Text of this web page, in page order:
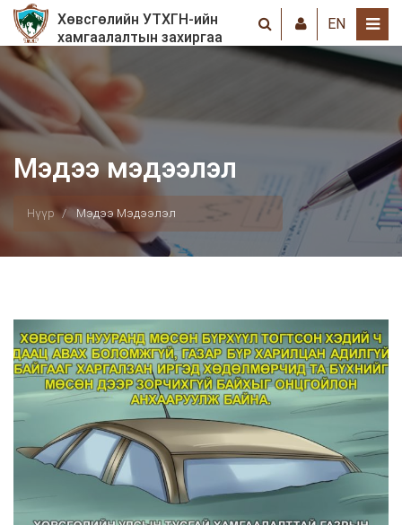
Хөвсгөлийн УТХГН-ийн
хамгаалалтын захиргаа
EN
Мэдээ мэдээлэл
Нүүр Мэдээ Мэдээлэл